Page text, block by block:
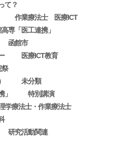
て？
作業療法士 医療ICT
専「医工連携」
函館市
医療ICT教育
祭
未分類
」
特別講演
学療法士・作業療法士
研究活動関連